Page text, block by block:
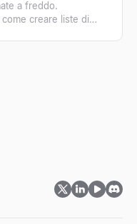
a freddo.
creare liste di